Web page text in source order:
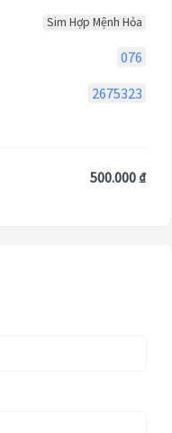
Sim Hợp Mệnh Hỏa
076
2675323
500.000 ₫